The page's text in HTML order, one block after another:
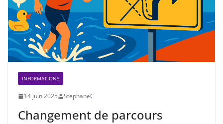
INFORMATIONS
14 juin 2025 StephaneC
Changement de parcours